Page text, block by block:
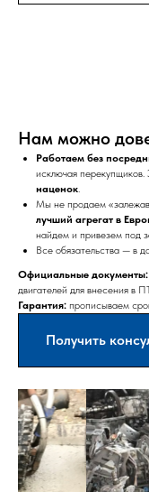
Нам можно
Работаем без
исключая перекупщиков.
наценок.
Мы не продаем
лучший агрегат в
найдем и привезем под
Все обязательства — в
Официальные документы:
двигателей для внесения в
Гарантия: прописываем
Получить